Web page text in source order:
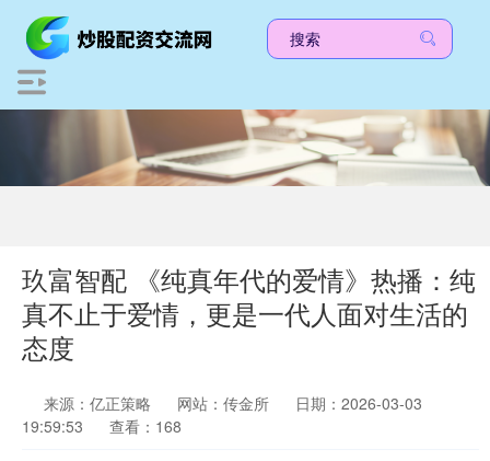
玖富智配 《纯真年代的爱情》热播：纯
真不止于爱情，更是一代人面对生活的
态度
来源：亿正策略 网站：传金所
日期：2026-03-03
19:59:53
查看：168